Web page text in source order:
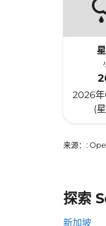
2026
(
来源： :
探索
新加坡